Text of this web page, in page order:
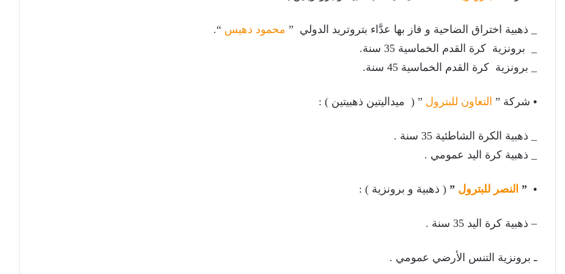
_ ذهبية اختراق الضاحية و فاز بها عدَّاء بتروتريد الدولي ” محمود دهيس “.
_ برونزية كرة القدم الخماسية 35 سنة.
_ برونزية كرة القدم الخماسية 45 سنة.
• شركة ” التعاون للبترول ” ( ميداليتين ذهبيتين ) :
_ ذهبية الكرة الشاطئية 35 سنة .
_ ذهبية كرة اليد عمومي .
• ” النصر للبترول ” ( ذهبية و برونزية ) :
– ذهبية كرة اليد 35 سنة .
ـ برونزية التنس الأرضي عمومي .